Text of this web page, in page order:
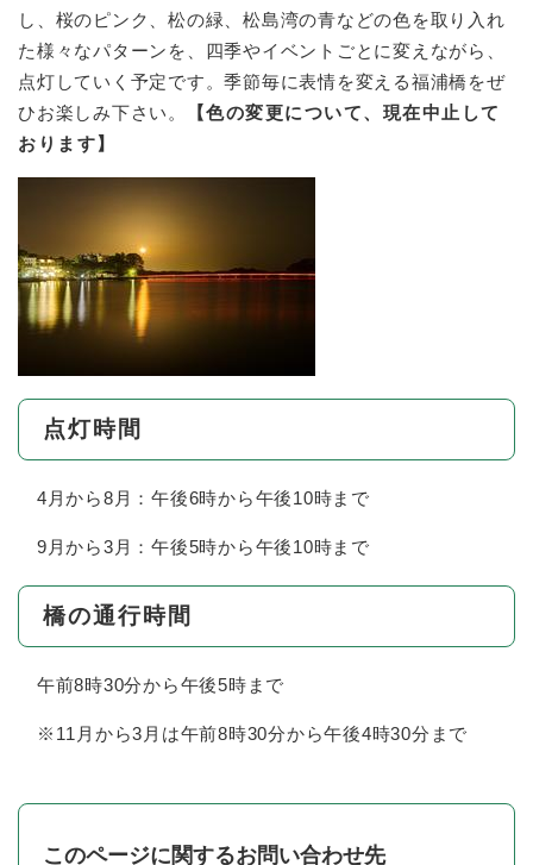
し、桜のピンク、松の緑、松島湾の青などの色を取り入れ
た様々なパターンを、四季やイベントごとに変えながら、
点灯していく予定です。季節毎に表情を変える福浦橋をぜ
ひお楽しみ下さい。
【色の変更について、現在中止して
おります】
点灯時間
4月から8月：午後6時から午後10時まで
9月から3月：午後5時から午後10時まで
橋の通行時間
午前8時30分から午後5時まで
※11月から3月は午前8時30分から午後4時30分まで
このページに関するお問い合わせ先